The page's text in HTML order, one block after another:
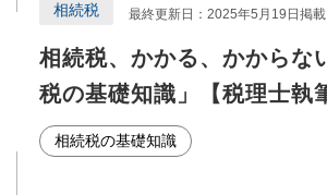
相続税、かかる、かからな
税の基礎知識」【税理士執
相続税 最終更新日：2025年5月19日掲
相続税の基礎知識